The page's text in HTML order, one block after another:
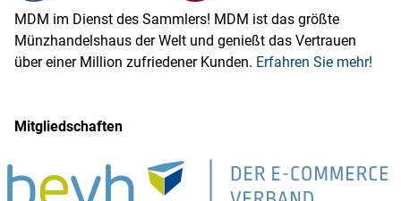
MDM im Dienst des Sammlers! MDM ist das größte
Münzhandelshaus der Welt und genießt das Vertrauen
über einer Million zufriedener Kunden. Erfahren Sie mehr!
Mitgliedschaften